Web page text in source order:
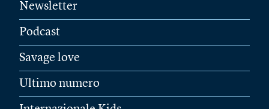
Newsletter
Podcast
Savage love
Ultimo numero